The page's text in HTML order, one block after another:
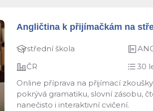
Angličtina k přijímačkám na
střední škola
ČR
30
Online příprava na přijímací
pokrývá gramatiku, slovní zásobu,
nanečisto i interaktivní cvičení.